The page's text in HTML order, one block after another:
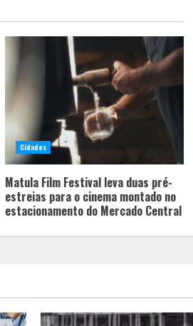
Cidades
Matula Film Festival leva duas pré-
estreias para o cinema montado no
estacionamento do Mercado Central